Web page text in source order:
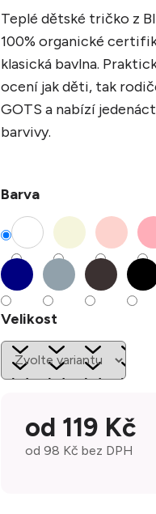
Teplé dětské tričko z
100% organické
klasická bavlna.
ocení jak děti, tak
GOTS a nabízí
barvivy.
Barva
Velikost
od 119 Kč
od 98 Kč bez DPH